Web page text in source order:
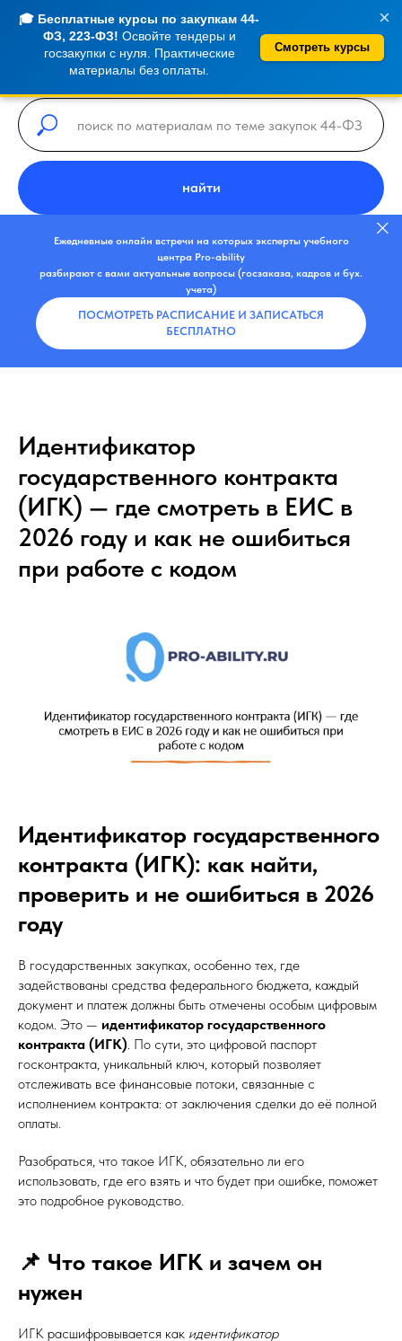
×
🎓 Бесплатные курсы по закупкам 44-
ФЗ, 223-ФЗ! Освойте тендеры и
госзакупки с нуля. Практические
материалы без оплаты.
Смотреть курсы
найти
Ежедневные онлайн встречи на которых эксперты учебного
центра Pro-ability
разбирают с вами актуальные вопросы (госзаказа, кадров и бух.
учета)
ПОСМОТРЕТЬ РАСПИСАНИЕ И ЗАПИСАТЬСЯ
БЕСПЛАТНО
Идентификатор
государственного контракта
(ИГК) — где смотреть в ЕИС в
2026 году и как не ошибиться
при работе с кодом
Идентификатор государственного
контракта (ИГК): как найти,
проверить и не ошибиться в 2026
году
В государственных закупках, особенно тех, где
задействованы средства федерального бюджета, каждый
документ и платеж должны быть отмечены особым цифровым
кодом. Это — идентификатор государственного
контракта (ИГК). По сути, это цифровой паспорт
госконтракта, уникальный ключ, который позволяет
отслеживать все финансовые потоки, связанные с
исполнением контракта: от заключения сделки до её полной
оплаты.
Разобраться, что такое ИГК, обязательно ли его
использовать, где его взять и что будет при ошибке, поможет
это подробное руководство.
📌 Что такое ИГК и зачем он
нужен
ИГК расшифровывается как идентификатор